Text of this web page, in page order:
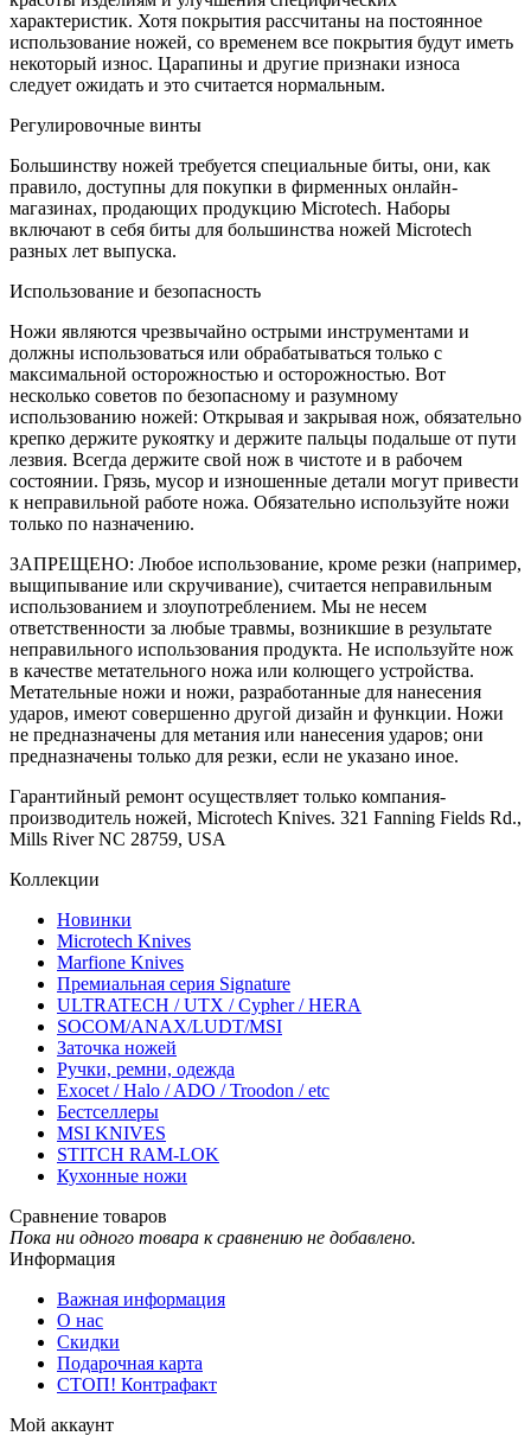
характеристик. Хотя покрытия рассчитаны на постоянное
использование ножей, со временем все покрытия будут иметь
некоторый износ. Царапины и другие признаки износа
следует ожидать и это считается нормальным.
Регулировочные винты
Большинству ножей требуется специальные биты, они, как
правило, доступны для покупки в фирменных онлайн-
магазинах, продающих продукцию Microtech. Наборы
включают в себя биты для большинства ножей Microtech
разных лет выпуска.
Использование и безопасность
Ножи являются чрезвычайно острыми инструментами и
должны использоваться или обрабатываться только с
максимальной осторожностью и осторожностью. Вот
несколько советов по безопасному и разумному
использованию ножей: Открывая и закрывая нож, обязательно
крепко держите рукоятку и держите пальцы подальше от пути
лезвия. Всегда держите свой нож в чистоте и в рабочем
состоянии. Грязь, мусор и изношенные детали могут привести
к неправильной работе ножа. Обязательно используйте ножи
только по назначению.
ЗАПРЕЩЕНО: Любое использование, кроме резки (например,
выщипывание или скручивание), считается неправильным
использованием и злоупотреблением. Мы не несем
ответственности за любые травмы, возникшие в результате
неправильного использования продукта. Не используйте нож
в качестве метательного ножа или колющего устройства.
Метательные ножи и ножи, разработанные для нанесения
ударов, имеют совершенно другой дизайн и функции. Ножи
не предназначены для метания или нанесения ударов; они
предназначены только для резки, если не указано иное.
Гарантийный ремонт осуществляет только компания-
производитель ножей, Microtech Knives. 321 Fanning Fields Rd.,
Mills River NC 28759, USA
Коллекции
Новинки
Microtech Knives
Marfione Knives
Премиальная серия Signature
ULTRATECH / UTX / Cypher / HERA
SOCOM/ANAX/LUDT/MSI
Заточка ножей
Ручки, ремни, одежда
Exocet / Halo / ADO / Troodon / etc
Бестселлеры
MSI KNIVES
STITCH RAM-LOK
Кухонные ножи
Сравнение товаров
Пока ни одного товара к сравнению не добавлено.
Информация
Важная информация
О нас
Скидки
Подарочная карта
СТОП! Контрафакт
Мой аккаунт